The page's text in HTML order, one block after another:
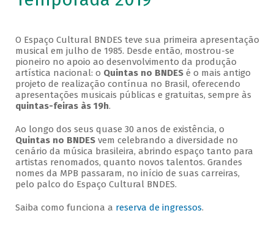
O Espaço Cultural BNDES teve sua primeira apresentação
musical em julho de 1985. Desde então, mostrou-se
pioneiro no apoio ao desenvolvimento da produção
artística nacional: o Quintas no BNDESé o mais antigo
projeto de realização contínua no Brasil, oferecendo
apresentações musicais públicas e gratuitas, sempre às
quintas-feiras às 19h.
Ao longo dos seus quase 30 anos de existência, o
Quintas no BNDESvem celebrando a diversidade no
cenário da música brasileira, abrindo espaço tanto para
artistas renomados, quanto novos talentos. Grandes
nomes da MPB passaram, no início de suas carreiras,
pelo palco do Espaço Cultural BNDES.
Saiba como funciona a reserva de ingressos.